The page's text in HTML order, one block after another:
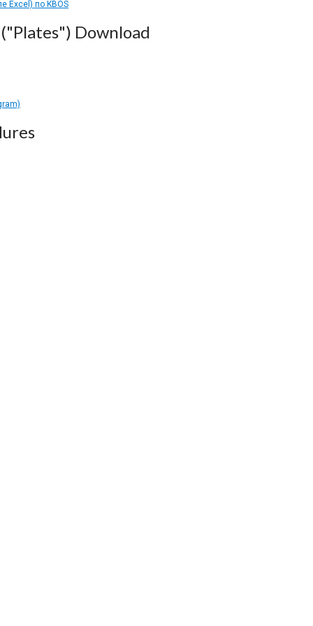
Excel) по KBOS
Download